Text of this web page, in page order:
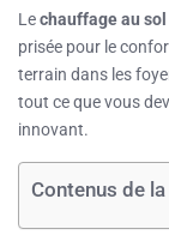
Lechauffage au
prisée pour le
terrain dans les
tout ce que vous
innovant.
Contenus de